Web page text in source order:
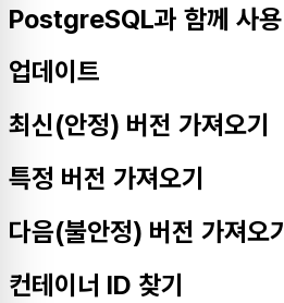
PostgreSQL과 함께 사용
업데이트
최신(안정) 버전 가져오기
특정 버전 가져오기
다음(불안정) 버전 가져오기
컨테이너 ID 찾기